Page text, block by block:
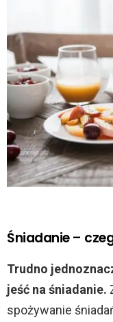
Śniadanie –
Trudno
jeść na śniadanie.
spożywanie